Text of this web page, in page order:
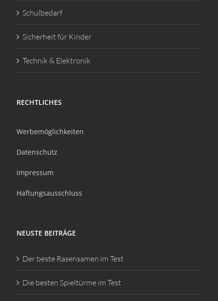
Schulbedarf
Sicherheit für Kinder
Technik & Elektronik
RECHTLICHES
Werbemöglichkeiten
Datenschutz
Impressum
Haftungsausschluss
NEUSTE BEITRÄGE
Der beste Rasensamen im Test
Die besten Spieltürme im Test